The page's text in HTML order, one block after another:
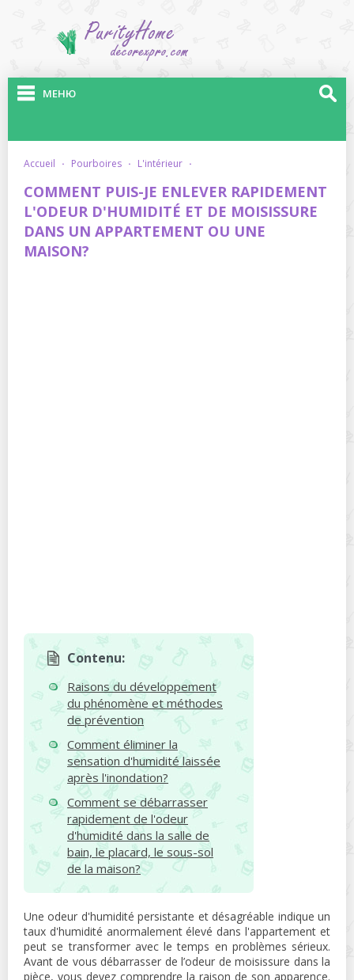
МЕНЮ
accueil · pourboires · l'intérieur ·
COMMENT PUIS-JE ENLEVER RAPIDEMENT
L'ODEUR D'HUMIDITÉ ET DE MOISISSURE
DANS UN APPARTEMENT OU UNE
MAISON?
Contenu:
Raisons du développement
du phénomène et méthodes
de prévention
Comment éliminer la
sensation d'humidité laissée
après l'inondation?
Comment se débarrasser
rapidement de l'odeur
d'humidité dans la salle de
bain, le placard, le sous-sol
de la maison?
Une odeur d'humidité persistante et désagréable indique un
taux d'humidité anormalement élevé dans l'appartement et
peut se transformer avec le temps en problèmes sérieux.
Avant de vous débarrasser de l’odeur de moisissure dans la
pièce, vous devez comprendre la raison de son apparence.